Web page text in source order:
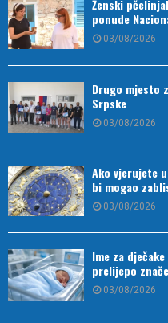
Ženski
ponude
03/08/2026
Drugo mjesto
Srpske
03/08/2026
Ako vjerujete
bi mogao
03/08/2026
Ime za
prelijepo
03/08/2026